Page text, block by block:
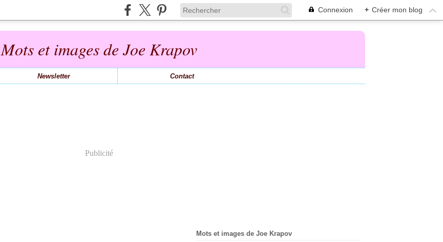
Connexion + Créer mon blog
Mots et images de Joe Krapov
Newsletter Contact
Publicité
Mots et images de Joe Krapov